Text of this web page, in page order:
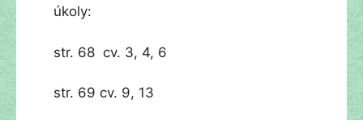
úkoly:
str. 68 cv. 3, 4, 6
str. 69 cv. 9, 13